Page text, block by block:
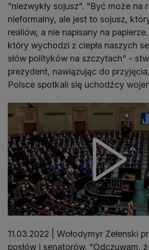
"niezwykły sojusz". "Być może na
nieformalny, ale jest to sojusz,
realiów, a nie napisany na
który wychodzi z ciepła naszych
słów polityków na szczytach" -
prezydent, nawiązując do
Polsce spotkali się uchodźcy
11.03.2022 | Wołodymyr Zełenski
posłów i senatorów. "Odczuwam,